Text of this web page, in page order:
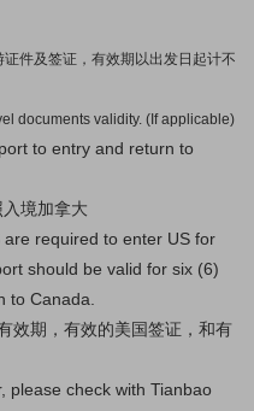
件及签证，有效期以出发日起计不
documents validity. (If applicable)
to entry and return to
境加拿大
required to enter US for
should be valid for six (6)
to Canada.
效期，有效的美国签证，和有
please check with Tianbao